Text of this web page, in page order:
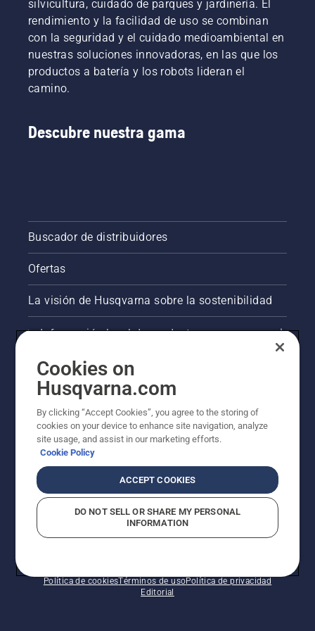
el tronco
se
mancha
de
aceite,
de
lubricación
silvicultura, cuidado de parques y jardinería. El
rendimiento y la facilidad de uso se combinan
con la seguridad y el cuidado medioambiental en
nuestras soluciones innovadoras, en las que los
productos a batería y los robots lideran el
camino.
Descubre nuestra gama
Buscador de distribuidores
Ofertas
La visión de Husqvarna sobre la sostenibilidad
Información legal de productos
Otros sitios de Husqvarna
AlertLine/Canal de Denúncias
Política de cookiesTérminos de usoPolítica de privacidad
Editorial
Cookies on
Husqvarna.com
By clicking “Accept Cookies”, you agree to the storing of
cookies on your device to enhance site navigation, analyze
site usage, and assist in our marketing efforts.
Cookie Policy
ACCEPT COOKIES
DO NOT SELL OR SHARE MY PERSONAL
INFORMATION